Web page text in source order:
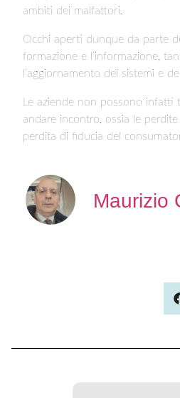
ambiti dei malfattori.
Occhi aperti dunque da parte
formazione e l’informazione,
l’aggiornamento dei sistemi e
Le aziende non possono
andare incontro, ossia le
perdita di fiducia del
Maurizio